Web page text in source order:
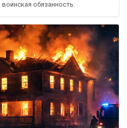
обязанность.